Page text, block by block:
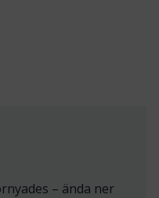
– ända ner